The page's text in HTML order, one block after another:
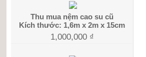
Thu mua nệm cao su cũ
Kích thước: 1,6m x 2m x 15cm
1,000,000 ₫